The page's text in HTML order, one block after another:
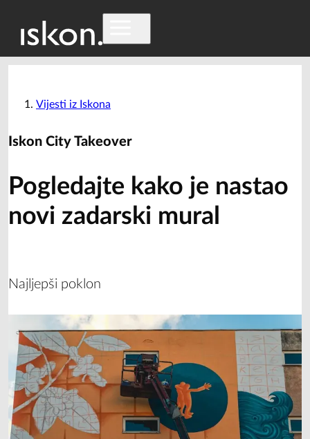
Vijesti iz Iskona
Iskon City Takeover
Pogledajte kako je nastao
novi zadarski mural
Najljepši poklon